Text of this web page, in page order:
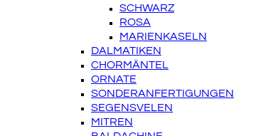
SCHWARZ
ROSA
MARIENKASELN
DALMATIKEN
CHORMÄNTEL
ORNATE
SONDERANFERTIGUNGEN
SEGENSVELEN
MITREN